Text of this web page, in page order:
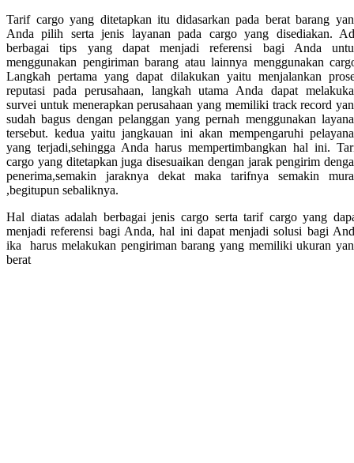
Tarif cargo yang ditetapkan itu didasarkan pada berat barang
Anda pilih serta jenis layanan pada cargo yang disediakan.
berbagai tips yang dapat menjadi referensi bagi Anda
menggunakan pengiriman barang atau lainnya menggunakan
Langkah pertama yang dapat dilakukan yaitu menjalankan
reputasi pada perusahaan, langkah utama Anda dapat
survei untuk menerapkan perusahaan yang memiliki track record
sudah bagus dengan pelanggan yang pernah menggunakan
tersebut. kedua yaitu jangkauan ini akan mempengaruhi
yang terjadi,sehingga Anda harus mempertimbangkan hal ini.
cargo yang ditetapkan juga disesuaikan dengan jarak pengirim
penerima,semakin jaraknya dekat maka tarifnya semakin
,begitupun sebaliknya.
Hal diatas adalah berbagai jenis cargo serta tarif cargo yang
menjadi referensi bagi Anda, hal ini dapat menjadi solusi bagi
ika harus melakukan pengiriman barang yang memiliki ukuran
berat